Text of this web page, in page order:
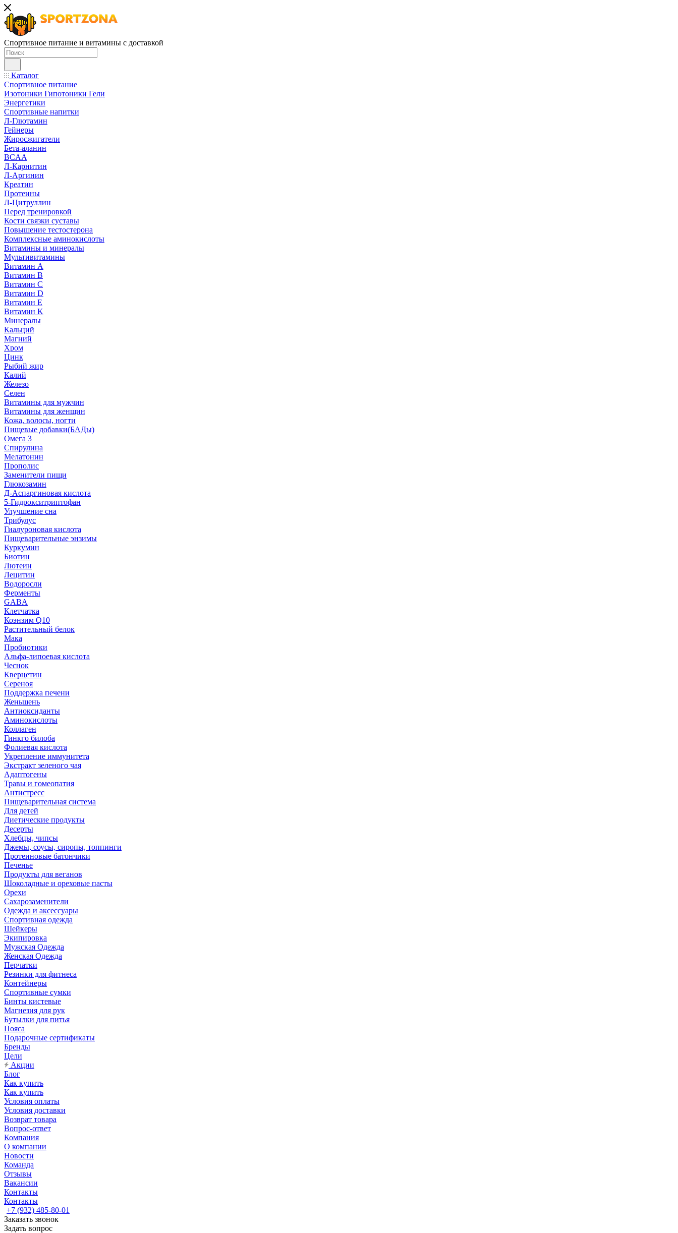
Спортивное питание и витамины с доставкой
Каталог
Спортивное питание
Изотоники Гипотоники Гели
Энергетики
Спортивные напитки
Л-Глютамин
Гейнеры
Жиросжигатели
Бета-аланин
BCAA
Л-Карнитин
Л-Аргинин
Креатин
Протеины
Л-Цитруллин
Перед тренировкой
Кости связки суставы
Повышение тестостерона
Комплексные аминокислоты
Витамины и минералы
Мультивитамины
Витамин A
Витамин B
Витамин C
Витамин D
Витамин E
Витамин K
Минералы
Кальций
Магний
Хром
Цинк
Рыбий жир
Калий
Железо
Селен
Витамины для мужчин
Витамины для женщин
Кожа, волосы, ногти
Пищевые добавки(БАДы)
Омега 3
Спирулина
Мелатонин
Прополис
Заменители пищи
Глюкозамин
Д-Аспаргиновая кислота
5-Гидрокситриптофан
Улучшение сна
Трибулус
Гиалуроновая кислота
Пищеварительные энзимы
Куркумин
Биотин
Лютеин
Лецитин
Водоросли
Ферменты
GABA
Клетчатка
Коэнзим Q10
Растительный белок
Мака
Пробиотики
Альфа-липоевая кислота
Чеснок
Кверцетин
Сереноя
Поддержка печени
Женьшень
Антиоксиданты
Аминокислоты
Коллаген
Гинкго билоба
Фолиевая кислота
Укрепление иммунитета
Экстракт зеленого чая
Адаптогены
Травы и гомеопатия
Антистресс
Пищеварительная система
Для детей
Диетические продукты
Десерты
Хлебцы, чипсы
Джемы, соусы, сиропы, топпинги
Протеиновые батончики
Печенье
Продукты для веганов
Шоколадные и ореховые пасты
Орехи
Сахарозаменители
Одежда и аксессуары
Спортивная одежда
Шейкеры
Экипировка
Мужская Одежда
Женская Одежда
Перчатки
Резинки для фитнеса
Контейнеры
Спортивные сумки
Бинты кистевые
Магнезия для рук
Бутылки для питья
Пояса
Подарочные сертификаты
Бренды
Цели
Акции
Блог
Как купить
Как купить
Условия оплаты
Условия доставки
Возврат товара
Вопрос-ответ
Компания
О компании
Новости
Команда
Отзывы
Вакансии
Контакты
Контакты
+7 (932) 485-80-01
Заказать звонок
Задать вопрос